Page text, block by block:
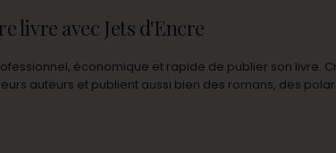
livre avec Jets d'Encre
économique et rapide de publier son livre.
auteurs et publient aussi bien des romans, des